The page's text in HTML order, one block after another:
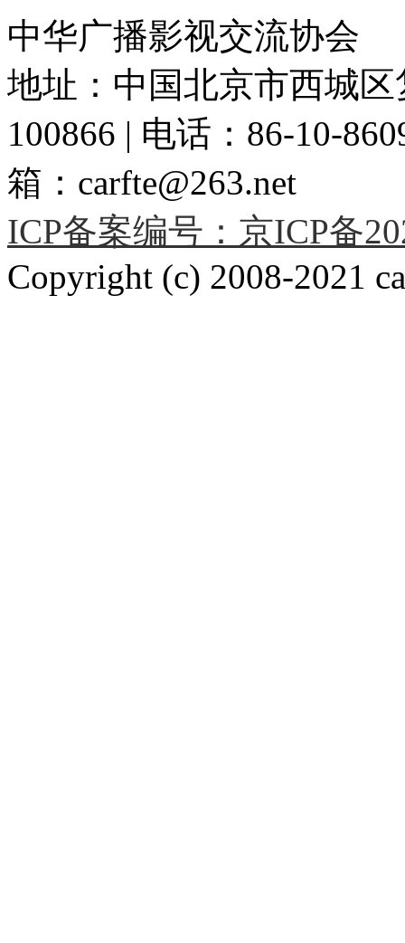
中华广播影视交流协会
地址：中国北京市西城
100866 | 电话：86-10-
箱：carfte@263.net
ICP备案编号：京ICP备
Copyright (c) 2008-2021